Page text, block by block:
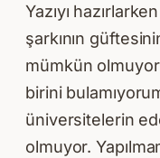
Yazıyı
şarkının
mümkün
birini
üniversitelerin
olmuyor.